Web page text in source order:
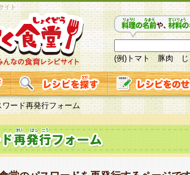
イト
(例)トマト 豚肉 じ
ード再発行フォーム